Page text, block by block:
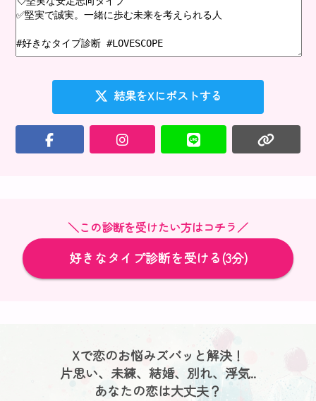
結果をXにポストする
＼この診断を受けたい方はコチラ／
好きなタイプ診断を受ける(3分)
Xで恋のお悩みズバッと解決！
片思い、未練、結婚、別れ、浮気..
あなたの恋は大丈夫？